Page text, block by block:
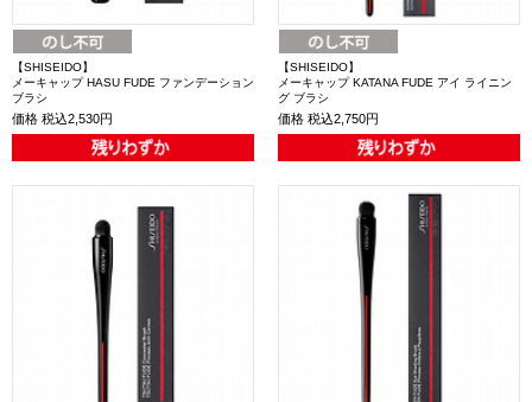
【SHISEIDO】
メーキャップ HASU FUDE ファンデーション
ブラシ
価格 税込2,530円
【SHISEIDO】
メーキャップ KATANA FUDE アイ ライニン
グ ブラシ
価格 税込2,750円